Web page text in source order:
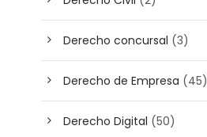
Derecho concursal (3)
Derecho de Empresa (45)
Derecho Digital (50)